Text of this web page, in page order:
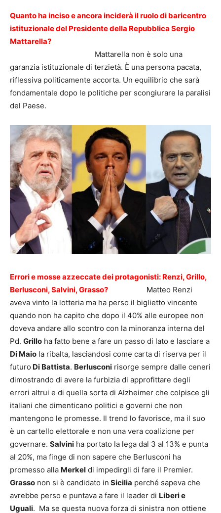
Quanto ha inciso e ancora inciderà il ruolo di baricentro
istituzionale del Presidente della Repubblica Sergio
Mattarella?
Mattarella non è solo una
garanzia istituzionale di terzietà. È una persona pacata,
riflessiva politicamente accorta. Un equilibrio che sarà
fondamentale dopo le politiche per scongiurare la paralisi
del Paese.
Errori e mosse azzeccate dei protagonisti: Renzi, Grillo,
Berlusconi, Salvini, Grasso? Matteo Renzi
aveva vinto la lotteria ma ha perso il biglietto vincente
quando non ha capito che dopo il 40% alle europee non
doveva andare allo scontro con la minoranza interna del
Pd. Grillo ha fatto bene a fare un passo di lato e lasciare a
Di Maio la ribalta, lasciandosi come carta di riserva per il
futuro Di Battista. Berlusconi risorge sempre dalle ceneri
dimostrando di avere la furbizia di approfittare degli
errori altrui e di quella sorta di Alzheimer che colpisce gli
italiani che dimenticano politici e governi che non
mantengono le promesse. Il trend lo favorisce, ma il suo
è un cartello elettorale e non una vera coalizione per
governare. Salvini ha portato la lega dal 3 al 13% e punta
al 20%, ma finge di non sapere che Berlusconi ha
promesso alla Merkel di impedirgli di fare il Premier.
Grasso non si è candidato in Sicilia perché sapeva che
avrebbe perso e puntava a fare il leader di Liberi e
Uguali. Ma se questa nuova forza di sinistra non ottiene